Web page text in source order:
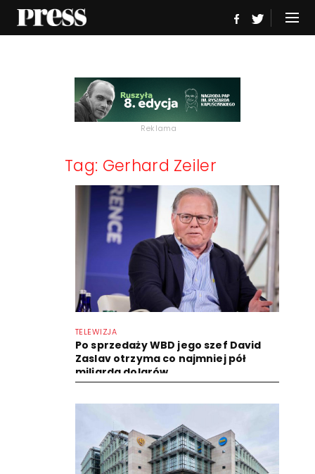
Reklama
Tag: Gerhard Zeiler
TELEWIZJA
Po sprzedaży WBD jego szef David
Zaslav otrzyma co najmniej pół
miliarda dolarów